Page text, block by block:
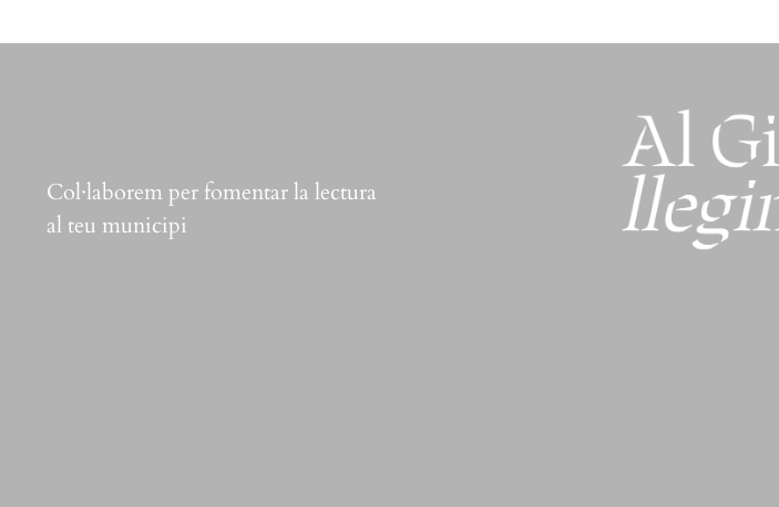
Col·laborem per fomentar la lectura
al teu municipi